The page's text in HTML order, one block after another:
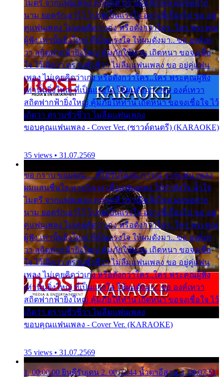
ไมตรี จากแฟนเพลง ทุกทุกที่ ปราณีหลั่งไหล ผมขอฝาก
นาม ยอดรักเอาไว้ โปรดเป็นแรงใจ อย่างนี้เรื่อยไป ขอ อยู่
คู่แฟนเพลง ไม่เคยคิดว่าเก่ง หรือดังกว่าใคร..ใคร พระคุณ
ผู้ฟัง เท่านั้นยิ่งใหญ่ ที่เป็นแรงใจ ให้ผมดังมา.. ขอ องค์เท
วา สถิตฟากฟ้ายิ่งใหญ่ คุ้มภัยให้ท่าน เถิดหนา ขอจงเชื่อ
ใจ ไว้เถิดว่า ตราบชั่วชีวา ไม่ลืมแฟนเพลง ขอ อยู่คู่แฟน
เพลง ไม่เคยคิดว่าเก่ง หรือดังกว่าใคร..ใคร พระคุณผู้ฟัง
เท่านั้นยิ่งใหญ่ ที่เป็นแรงใจ ให้ผมดังมา.. ขอ องค์เทวา
สถิตฟากฟ้ายิ่งใหญ่ คุ้มภัยให้ท่าน เถิดหนา ขอจงเชื่อใจ ไว้
เถิดว่า ตราบชั่วชีวา ไม่ลืมแฟนเพลง
ขอบคุณแฟนเพลง - Cover Ver. (ซาวด์ดนตรี) (KARAOKE)
35 views • 31.07.2569
ขอ กราบ ขอบคุณ.... ที่ได้รับไออุ่น การุณ จากแฟน เพลง
ผมแสนชื่นใจ หายวังเวง เมื่อแฟนเพลง ให้กำลังใจ น้ำใจ
ไมตรี จากแฟนเพลง ทุกทุกที่ ปราณีหลั่งไหล ผมขอฝาก
นาม ยอดรักเอาไว้ โปรดเป็นแรงใจ อย่างนี้เรื่อยไป ขอ อยู่
คู่แฟนเพลง ไม่เคยคิดว่าเก่ง หรือดังกว่าใคร..ใคร พระคุณ
ผู้ฟัง เท่านั้นยิ่งใหญ่ ที่เป็นแรงใจ ให้ผมดังมา.. ขอ องค์เท
วา สถิตฟากฟ้ายิ่งใหญ่ คุ้มภัยให้ท่าน เถิดหนา ขอจงเชื่อ
ใจ ไว้เถิดว่า ตราบชั่วชีวา ไม่ลืมแฟนเพลง ขอ อยู่คู่แฟน
เพลง ไม่เคยคิดว่าเก่ง หรือดังกว่าใคร..ใคร พระคุณผู้ฟัง
เท่านั้นยิ่งใหญ่ ที่เป็นแรงใจ ให้ผมดังมา.. ขอ องค์เทวา
สถิตฟากฟ้ายิ่งใหญ่ คุ้มภัยให้ท่าน เถิดหนา ขอจงเชื่อใจ ไว้
เถิดว่า ตราบชั่วชีวา ไม่ลืมแฟนเพลง
ขอบคุณแฟนเพลง - Cover Ver. (KARAOKE)
35 views • 31.07.2569
1. 00:00:00 ยินดีรับเดน 2. 00:03:44 น้ำตาอีสาน 3. 00:07:51